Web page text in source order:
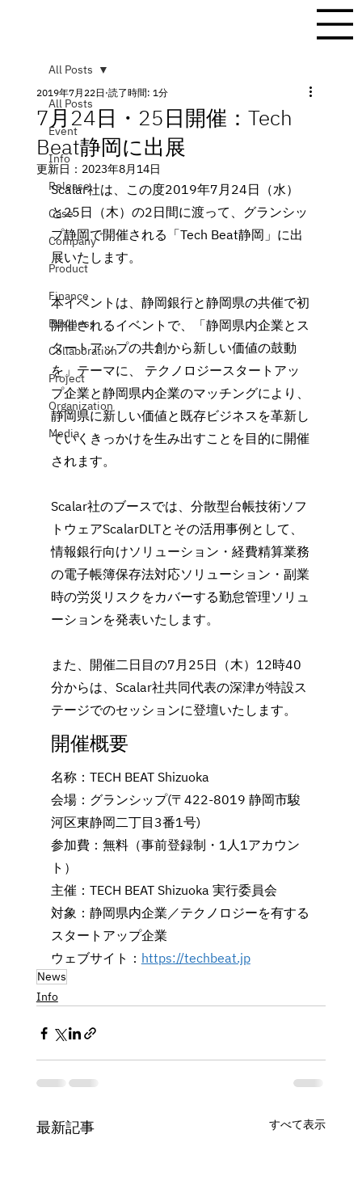
All Posts
Event
Info
Release
Case
Company
Product
Finance
Business
Collaboration
Project
Organization
Media
All Posts
7月24日・25日開催：Tech
Beat静岡に出展
2019年7月22日 読了時間: 1分
更新日： 2023年8月14日
Scalar社は、この度2019年7月24日（水）
と25日（木）の2日間に渡って、グランシッ
プ静岡で開催される「Tech Beat静岡」に出
展いたします。
本イベントは、静岡銀行と静岡県の共催で初
開催されるイベントで、「静岡県内企業とス
タートアップの共創から新しい価値の鼓動
を」テーマに、 テクノロジースタートアッ
プ企業と静岡県内企業のマッチングにより、
静岡県に新しい価値と既存ビジネスを革新し
ていくきっかけを生み出すことを目的に開催
されます。
Scalar社のブースでは、分散型台帳技術ソフ
トウェアScalarDLTとその活用事例として、
情報銀行向けソリューション・経費精算業務
の電子帳簿保存法対応ソリューション・副業
時の労災リスクをカバーする勤怠管理ソリュ
ーションを発表いたします。
また、開催二日目の7月25日（木）12時40
分からは、Scalar社共同代表の深津が特設ス
テージでのセッションに登壇いたします。
開催概要
名称：TECH BEAT Shizuoka
会場：グランシップ(〒422-8019 静岡市駿
河区東静岡二丁目3番1号)
参加費：無料（事前登録制・1人1アカウン
ト）
主催：TECH BEAT Shizuoka 実行委員会
対象：静岡県内企業／テクノロジーを有する
スタートアップ企業
ウェブサイト： https://techbeat.jp
News
Info
最新記事 すべて表示